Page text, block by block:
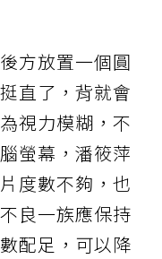
方放置一個圓
直了，背就會
視力模糊，不
螢幕，潘筱萍
度數不夠，也
良一族應保持
配足，可以降